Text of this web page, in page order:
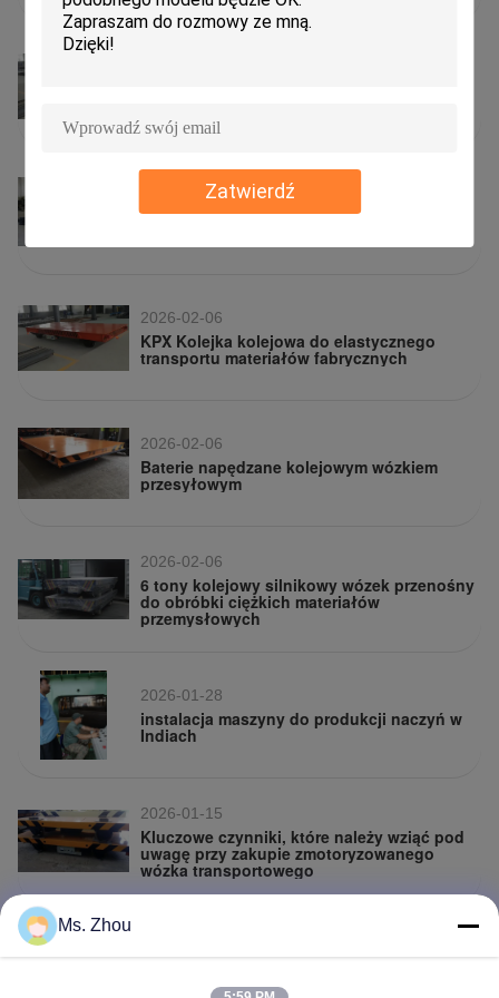
Zatwierdź
fabrykach
2026-02-06
Kolejki przenośnikowe na kolei,
2026-02-06
KPX Kolejka kolejowa do elastycznego
transportu materiałów fabrycznych
2026-02-06
Baterie napędzane kolejowym wózkiem
przesyłowym
2026-02-06
6 tony kolejowy silnikowy wózek przenośny
do obróbki ciężkich materiałów
przemysłowych
2026-01-28
instalacja maszyny do produkcji naczyń w
Indiach
2026-01-15
Kluczowe czynniki, które należy wziąć pod
uwagę przy zakupie zmotoryzowanego
wózka transportowego
2026-01-15
Ms. Zhou